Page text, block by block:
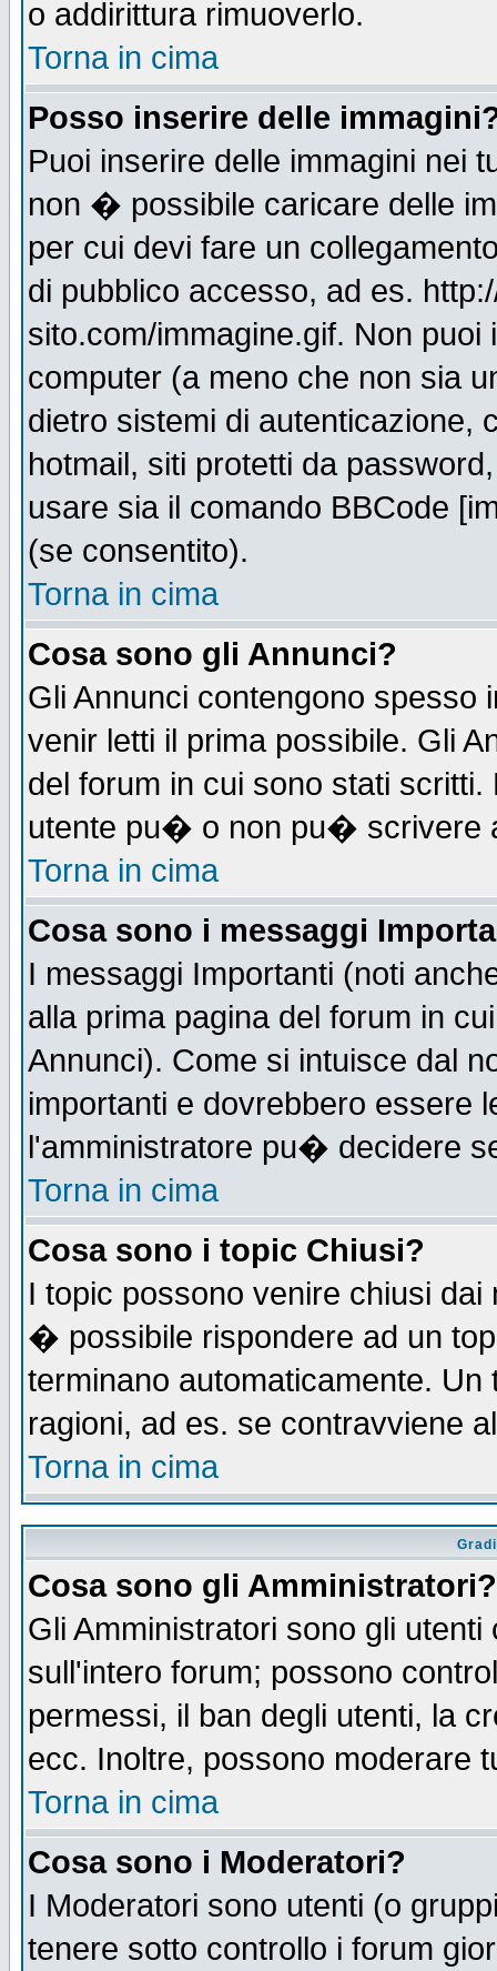
o addirittura rimuoverlo.
Torna in cima
Posso inserire delle
Puoi inserire delle immagini nei
non � possibile caricare delle
per cui devi fare un
di pubblico accesso, ad es.
sito.com/immagine.gif. Non
computer (a meno che non sia
dietro sistemi di autenticazione,
hotmail, siti protetti da
usare sia il comando BBCode
(se consentito).
Torna in cima
Cosa sono gli Annunci?
Gli Annunci contengono spesso
venir letti il prima possibile. Gli
del forum in cui sono stati
utente pu� o non pu� scrivere
Torna in cima
Cosa sono i messaggi
I messaggi Importanti (noti
alla prima pagina del forum in
Annunci). Come si intuisce dal
importanti e dovrebbero essere
l'amministratore pu� decidere
Torna in cima
Cosa sono i topic Chiusi?
I topic possono venire chiusi
� possibile rispondere ad un
terminano automaticamente.
ragioni, ad es. se contravviene
Torna in cima
Cosa sono gli Amministratori?
Gli Amministratori sono gli
sull'intero forum; possono
permessi, il ban degli utenti, la
ecc. Inoltre, possono moderare
Torna in cima
Cosa sono i Moderatori?
I Moderatori sono utenti (o
tenere sotto controllo i forum